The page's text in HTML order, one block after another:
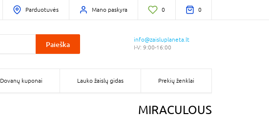
Parduotuvės Mano paskyra 0 0
Paieška
info@zaisluplaneta.lt
I-V: 9:00-16:00
Dovanų kuponai Lauko žaislų gidas Prekių ženklai
MIRACULOUS